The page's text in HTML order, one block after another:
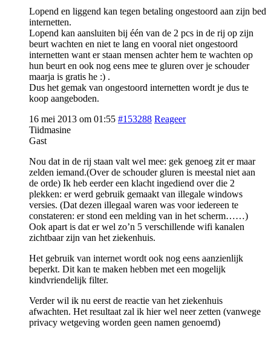
Lopend en liggend kan tegen betaling ongestoord aan zijn bed
internetten.
Lopend kan aansluiten bij één van de 2 pcs in de rij op zijn
beurt wachten en niet te lang en vooral niet ongestoord
internetten want er staan mensen achter hem te wachten op
hun beurt en ook nog eens mee te gluren over je schouder
maarja is gratis he :) .
Dus het gemak van ongestoord internetten wordt je dus te
koop aangeboden.
16 mei 2013 om 01:55 #153288 Reageer
Tiidmasine
Gast
Nou dat in de rij staan valt wel mee: gek genoeg zit er maar
zelden iemand.(Over de schouder gluren is meestal niet aan
de orde) Ik heb eerder een klacht ingediend over die 2
plekken: er werd gebruik gemaakt van illegale windows
versies. (Dat dezen illegaal waren was voor iedereen te
constateren: er stond een melding van in het scherm……)
Ook apart is dat er wel zo’n 5 verschillende wifi kanalen
zichtbaar zijn van het ziekenhuis.
Het gebruik van internet wordt ook nog eens aanzienlijk
beperkt. Dit kan te maken hebben met een mogelijk
kindvriendelijk filter.
Verder wil ik nu eerst de reactie van het ziekenhuis
afwachten. Het resultaat zal ik hier wel neer zetten (vanwege
privacy wetgeving worden geen namen genoemd)